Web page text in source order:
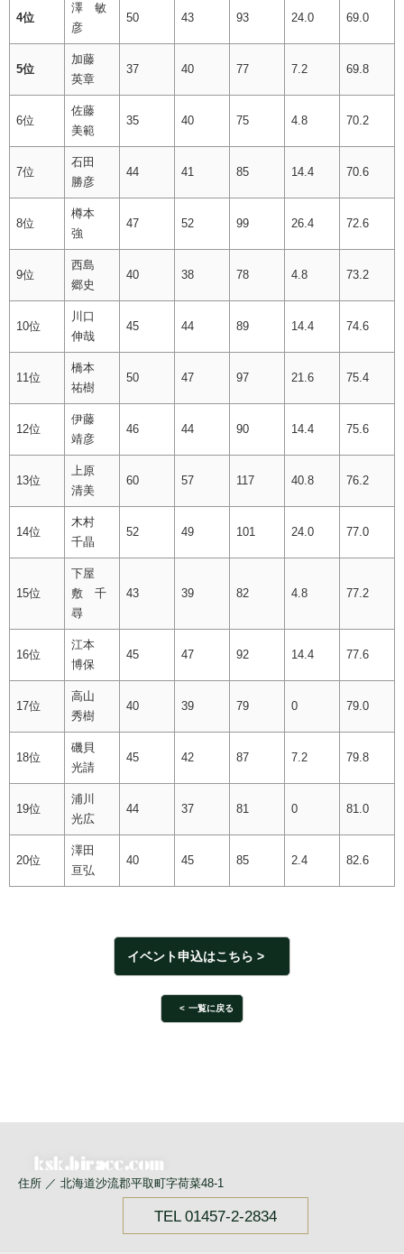
4位
澤 敏
彦
50 43 93 24.0 69.0
5位
加藤
英章
37 40 77 7.2 69.8
6位
佐藤
美範
35 40 75 4.8 70.2
7位
石田
勝彦
44 41 85 14.4 70.6
8位
樽本
強
47 52 99 26.4 72.6
9位
西島
郷史
40 38 78 4.8 73.2
10位
川口
伸哉
45 44 89 14.4 74.6
11位
橋本
祐樹
50 47 97 21.6 75.4
12位
伊藤
靖彦
46 44 90 14.4 75.6
13位
上原
清美
60 57 117 40.8 76.2
14位
木村
千晶
52 49 101 24.0 77.0
15位
下屋
敷 千
尋
43 39 82 4.8 77.2
16位
江本
博保
45 47 92 14.4 77.6
17位
高山
秀樹
40 39 79 0 79.0
18位
磯貝
光請
45 42 87 7.2 79.8
19位
浦川
光広
44 37 81 0 81.0
20位
澤田
亘弘
40 45 85 2.4 82.6
イベント申込はこちら
一覧に戻る
住所 ／ 北海道沙流郡平取町字荷菜48-1
TEL 01457-2-2834